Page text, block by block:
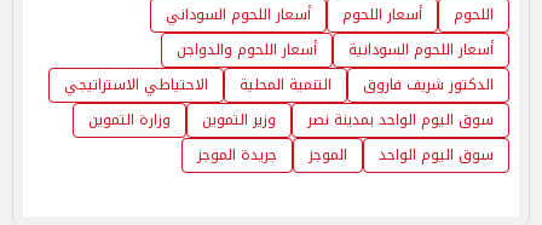
اللحوم أسعار اللحوم
أسعار اللحوم السوداني
أسعار اللحوم السودانية
أسعار اللحوم والدواجن
الدكتور شريف فاروق
التنمية المحلية
الاحتياطي الاستراتيجي
سوق اليوم الواحد بمدينة نصر
وزير التموين
وزارة التموين
سوق اليوم الواحد
الموجز جريدة الموجز